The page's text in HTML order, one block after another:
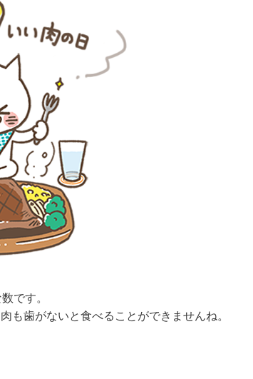
です。
も歯がないと食べることができませんね。